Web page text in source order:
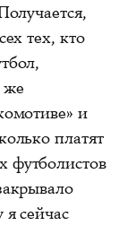
тех, кто
же
и
платят
футболистов
сейчас